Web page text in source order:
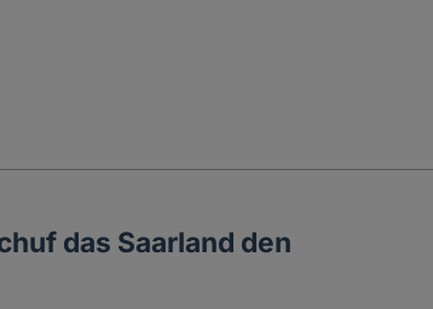
das Saarland den